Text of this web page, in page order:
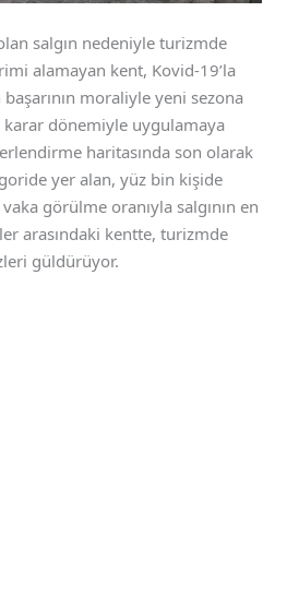
salgın nedeniyle turizmde
alamayan kent, Kovid-19’la
moraliyle yeni sezona
karar dönemiyle uygulamaya
haritasında son olarak
yer alan, yüz bin kişide
görülme oranıyla salgının en
arasındaki kentte, turizmde
güldürüyor.